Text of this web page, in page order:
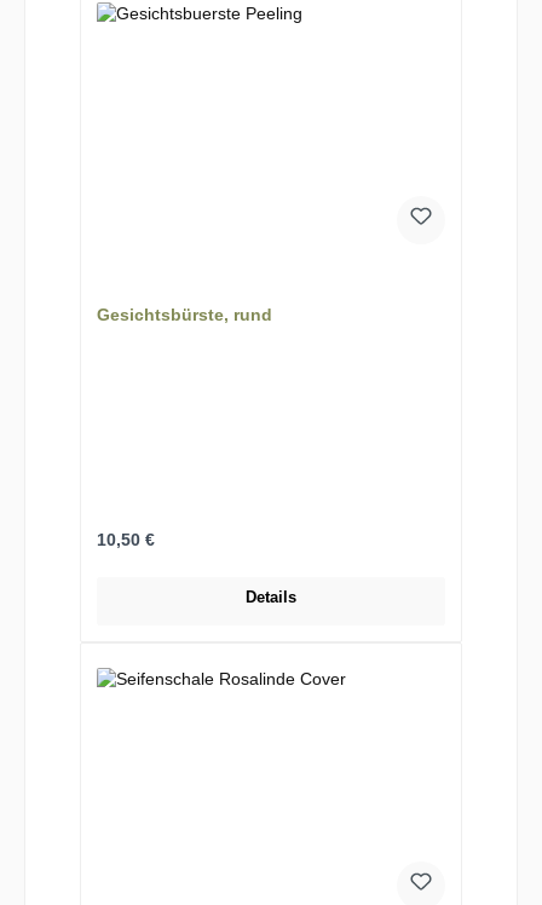
Gesichtsbürste, rund
Regulärer Preis:
10,50 €
Details